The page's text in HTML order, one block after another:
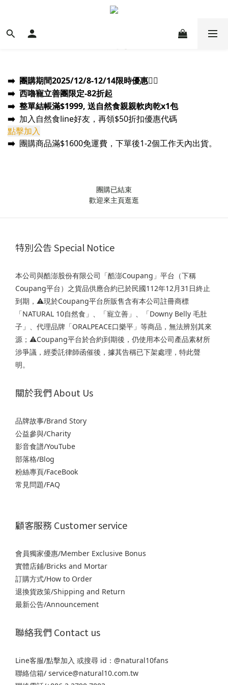
➡️ 團購期間2025/12/8-12/14限時優惠❤️‍🔥
➡️ 西嚕寵立善團限定-82折起
➡️ 整單結帳滿$1999, 送自然食親親軟肉乾x1包
➡️ 加入自然食line好友，再領$50折扣優惠代碼
點擊加入
➡️ 團購商品滿$1600免運費，下單後1-2個工作天內出貨。
團購已結束
歡迎來主頁逛逛
特別公告 Special Notice
本公司與酷澎股份有限公司「酷澎Coupang」平台（下稱
Coupang平台）之貨品供應合約已於民國112年12月31日終止
到期，⚠️現於Coupang平台所販售含有本公司註冊商標
「NATURAL 10自然食」、「寵立善」、「Downy Belly 毛肚
子」、代理品牌「ORALPEACE口樂平」等商品，無法辨別其來
源；⚠️Coupang平台於合約到期後，仍使用本公司產品素材所
涉爭議，經委託律師函催後，據其告稱已下架處理，特此聲
明。
關於我們 About Us
品牌故事/Brand Story
公益參與/Charity
影音食譜/YouTube
部落格/Blog
粉絲專頁/FaceBook
常見問題/FAQ
顧客服務 Customer service
會員獨家優惠/Member Exclusive Bonus
實體店鋪/Bricks and Mortar
訂購方式/How to Order
退換貨政策/Shipping and Return
最新公告/Announcement
聯絡我們 Contact us
Line客服/點擊加入 或搜尋 id：@natural10fans
聯絡信箱/ service@natural10.com.tw